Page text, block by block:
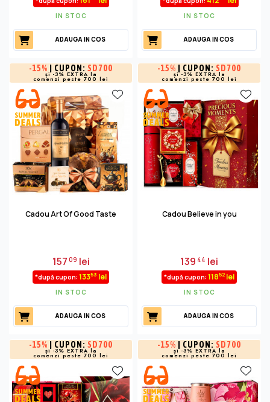
IN STOC
ADAUGA IN COS
IN STOC
ADAUGA IN COS
-15% | CUPON: SD700
și -3% EXTRA la
comenzi peste 700 lei
Cadou Art Of Good Taste
15709 lei
*după cupon: 13353 lei
IN STOC
ADAUGA IN COS
-15% | CUPON: SD700
și -3% EXTRA la
comenzi peste 700 lei
Cadou Believe in you
139 44 lei
*după cupon: 11852 lei
IN STOC
ADAUGA IN COS
-15% | CUPON: SD700
și -3% EXTRA la
comenzi peste 700 lei
-15% | CUPON: SD700
și -3% EXTRA la
comenzi peste 700 lei